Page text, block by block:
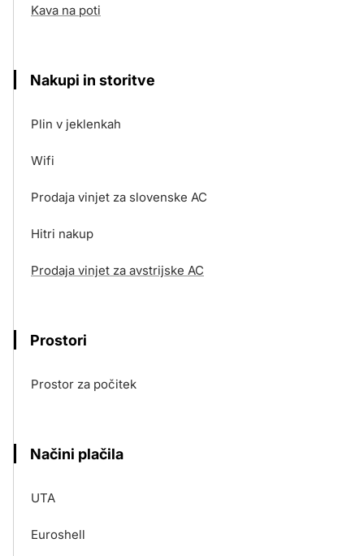
Kava na poti
Nakupi in storitve
Plin v jeklenkah
Wifi
Prodaja vinjet za slovenske AC
Hitri nakup
Prodaja vinjet za avstrijske AC
Prostori
Prostor za počitek
Načini plačila
UTA
Euroshell